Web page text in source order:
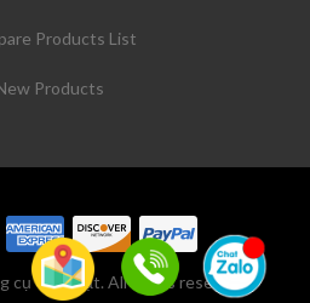
Products List
Products
cụ võ thuật. All rights reserved.